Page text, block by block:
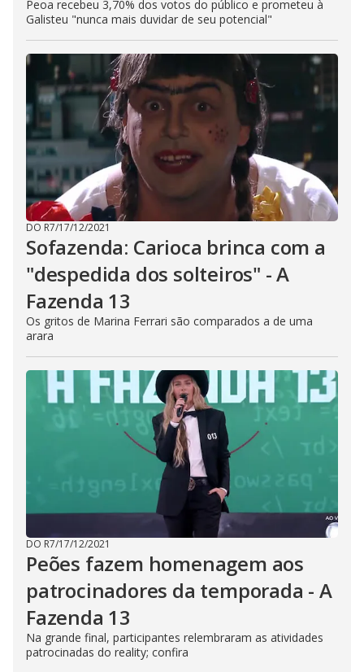
Peoa recebeu 3,70% dos votos do público e prometeu à
Galisteu "nunca mais duvidar de seu potencial"
DO R7/17/12/2021
Sofazenda: Carioca brinca com a
"despedida dos solteiros" - A
Fazenda 13
Os gritos de Marina Ferrari são comparados a de uma
arara
DO R7/17/12/2021
Peões fazem homenagem aos
patrocinadores da temporada - A
Fazenda 13
Na grande final, participantes relembraram as atividades
patrocinadas do reality; confira